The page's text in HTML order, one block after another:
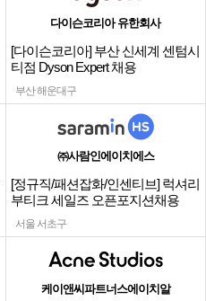
다이슨코리아 유한회사
[다이슨코리아] 부산 신세계 센텀시
티점 Dyson Expert 채용
부산 해운대구
㈜사람인에이치에스
[정규직/패션잡화/인센티브] 럭셔리
부티크 세일즈 오픈포지션채용
서울 서초구
케이앤씨파트너스에이치알